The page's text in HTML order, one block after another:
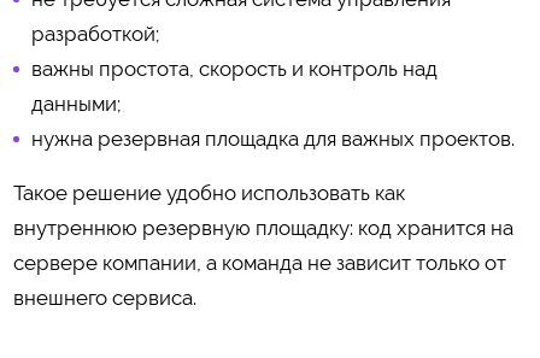
разработкой;
важны простота, скорость и контроль над
данными;
нужна резервная площадка для важных проектов.
Такое решение удобно использовать как
внутреннюю резервную площадку: код хранится на
сервере компании, а команда не зависит только от
внешнего сервиса.